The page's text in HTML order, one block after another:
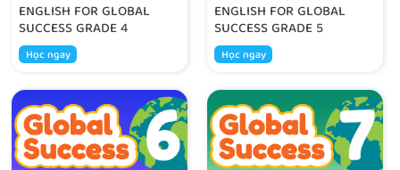
ENGLISH FOR GLOBAL
SUCCESS GRADE 4
Học ngay
ENGLISH FOR GLOBAL
SUCCESS GRADE 5
Học ngay